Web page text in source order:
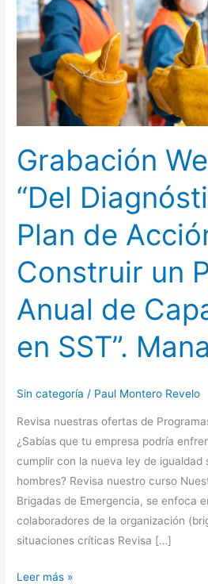
Grabación
“Del
Plan de
Construir un
Anual de
en SST”.
Sin categoría / Paul Montero Revelo
Revisa nuestras ofertas de
¿Sabías que tu empresa podría
cumplir con la nueva ley de igualdad
hombres? Revisa nuestro curso
Brigadas de Emergencia, se enfoca
colaboradores de la organización
situaciones críticas Revisa […]
Diagnóstico
al
Plan
Acción:
Construir
un
Programa
Anual
Capacitación
en
SST”.
Leer más »